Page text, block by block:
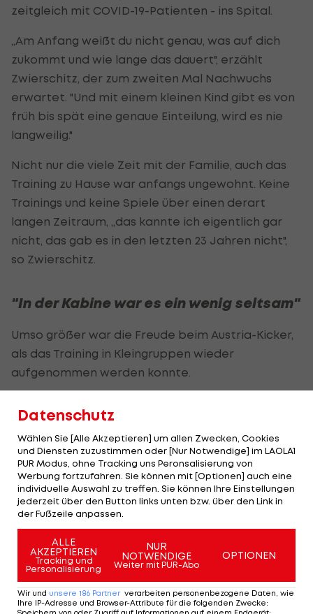
zeitgleich mit COVID-19-Patienten - ins Spital.
„Am Anfang weißt du nicht genau, was auf dich
zukommt und wie lange das dauert", erzählt
Zwierschitz, der zum zweiten Mal Nachwuchs
erwartet. "Und mit einem kleinen Kind gibt es von
früh bis spät eine genaue Einteilung, wird es nie
langweilig."
Nicht nur die viele Zeit mit der Familie, auch das
Training zu Hause war anfangs ungewohnt. Keine
Trainings und keine Spiele über einen derart
langen Zeitraum, „das kannte ich eigentlich gar
nicht, das gab es in den letzten 23 Jahren nicht",
so Zwierschitz.
"In der Kabine war es ein wenig seltsam"
Umso größer war die Freude beim Austria-Kicker,
als das Training in Kleingruppen wieder
aufgenommen werden konnte.
dem Stadion eingeparkt habe, war das schon ein
sehr gutes Gefühl. In der Kabine war es ein wenig
seltsam, nur die Augen der Jungs zu sehen, weil
sich alle an die Masken-Regeln halten. Spätestens
beim Training freust du dich aber dann einfach
extrem, mit deinen Freunden am Platz zu stehen
(Text wird unter dem Video fortgesetzt)
Der legendäre Durchmarsch des FC
Am Stammtisch
Datenschutz
Wählen Sie [Alle Akzeptieren] um allen Zwecken, Cookies
und Diensten zuzustimmen oder [Nur Notwendige] im LAOLA1
PUR Modus, ohne Tracking uns Peronsalisierung von
Werbung fortzufahren. Sie können mit [Optionen] auch eine
individuelle Auswahl zu treffen. Sie können Ihre Einstellungen
jederzeit über den Button links unten bzw. über den Link in
der Fußzeile anpassen.
ALLE
AKZEPTIEREN
Tracking und
Personalisierung
NUR
NOTWENDIGE
Weiter mit PUR-Abo
OPTIONEN
Wir und unsere 186 Partner verarbeiten personenbezogene Daten, wie
Ihre IP-Adresse und Browser-Attribute für die folgenden Zwecke: